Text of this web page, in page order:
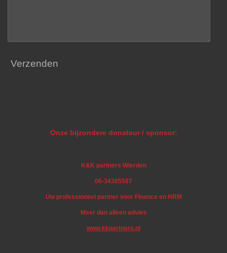
Verzenden
Onze bijzondere donateur / sponsor:
K&K partners Wierden
06-34385587
Uw professioneel partner voor Finance en HRM
Meer dan alleen advies
www.kkpartners.nl